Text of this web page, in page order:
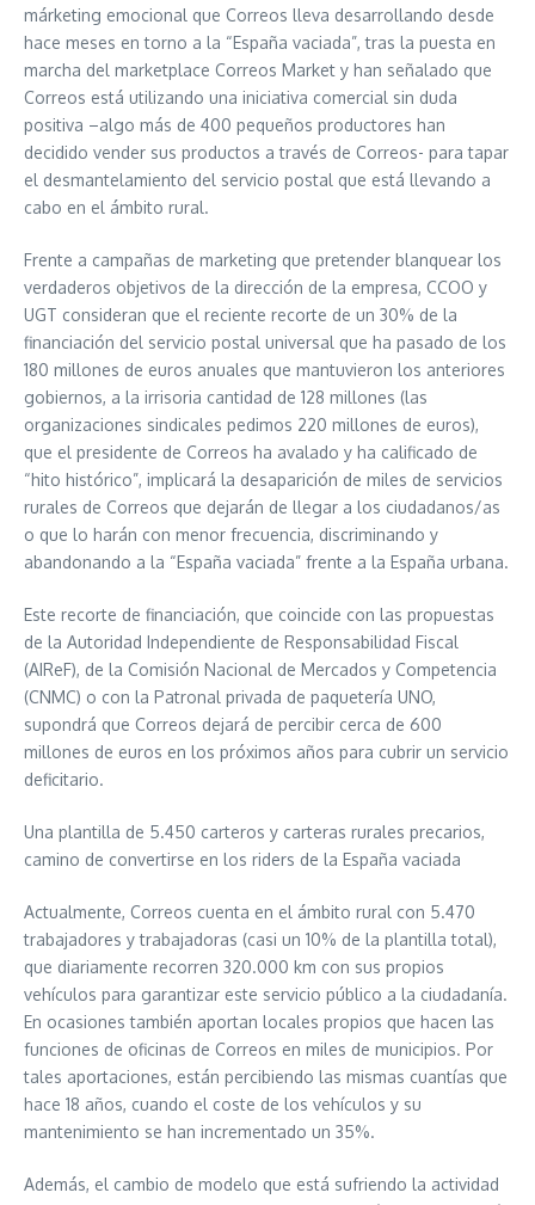
márketing emocional que Correos lleva desarrollando desde
hace meses en torno a la “España vaciada”, tras la puesta en
marcha del marketplace Correos Market y han señalado que
Correos está utilizando una iniciativa comercial sin duda
positiva –algo más de 400 pequeños productores han
decidido vender sus productos a través de Correos- para tapar
el desmantelamiento del servicio postal que está llevando a
cabo en el ámbito rural.
Frente a campañas de marketing que pretender blanquear los
verdaderos objetivos de la dirección de la empresa, CCOO y
UGT consideran que el reciente recorte de un 30% de la
financiación del servicio postal universal que ha pasado de los
180 millones de euros anuales que mantuvieron los anteriores
gobiernos, a la irrisoria cantidad de 128 millones (las
organizaciones sindicales pedimos 220 millones de euros),
que el presidente de Correos ha avalado y ha calificado de
“hito histórico”, implicará la desaparición de miles de servicios
rurales de Correos que dejarán de llegar a los ciudadanos/as
o que lo harán con menor frecuencia, discriminando y
abandonando a la “España vaciada” frente a la España urbana.
Este recorte de financiación, que coincide con las propuestas
de la Autoridad Independiente de Responsabilidad Fiscal
(AIReF), de la Comisión Nacional de Mercados y Competencia
(CNMC) o con la Patronal privada de paquetería UNO,
supondrá que Correos dejará de percibir cerca de 600
millones de euros en los próximos años para cubrir un servicio
deficitario.
Una plantilla de 5.450 carteros y carteras rurales precarios,
camino de convertirse en los riders de la España vaciada
Actualmente, Correos cuenta en el ámbito rural con 5.470
trabajadores y trabajadoras (casi un 10% de la plantilla total),
que diariamente recorren 320.000 km con sus propios
vehículos para garantizar este servicio público a la ciudadanía.
En ocasiones también aportan locales propios que hacen las
funciones de oficinas de Correos en miles de municipios. Por
tales aportaciones, están percibiendo las mismas cuantías que
hace 18 años, cuando el coste de los vehículos y su
mantenimiento se han incrementado un 35%.
Además, el cambio de modelo que está sufriendo la actividad